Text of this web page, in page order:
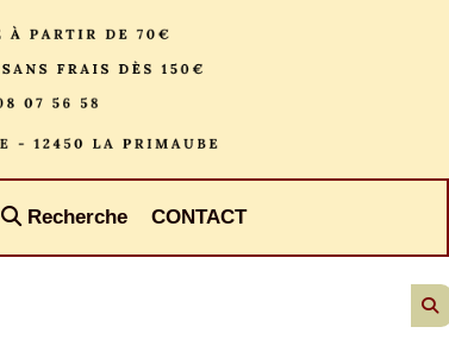
Recherche CONTACT